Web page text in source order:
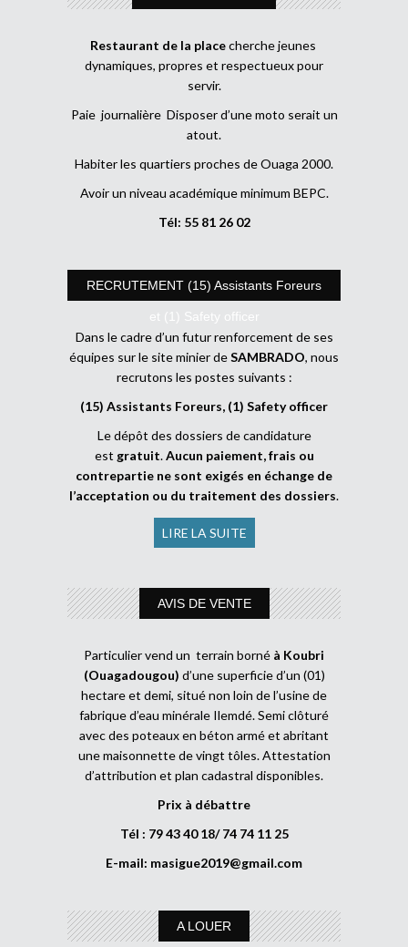
Restaurant de la placecherche jeunes
dynamiques, propres et respectueux pour
servir.
Paie journalière Disposer d’une moto serait un
atout.
Habiter les quartiers proches de Ouaga 2000.
Avoir un niveau académique minimum BEPC.
Tél: 55 81 26 02
RECRUTEMENT (15) Assistants Foreurs
et (1) Safety officer
Dans le cadre d’un futur renforcement de ses
équipes sur le site minier deSAMBRADO, nous
recrutons les postes suivants :
(15) Assistants Foreurs, (1) Safety officer
Le dépôt des dossiers de candidature
est gratuit.Aucun paiement, frais ou
contrepartie ne sont exigés en échange de
l’acceptation ou du traitement des dossiers.
LIRE LA SUITE
AVIS DE VENTE
Particulier vend un terrain borné à Koubri
(Ouagadougou) d’une superficie d’un (01)
hectare et demi, situé non loin de l’usine de
fabrique d’eau minérale Ilemdé. Semi clôturé
avec des poteaux en béton armé et abritant
une maisonnette de vingt tôles. Attestation
d’attribution et plan cadastral disponibles.
Prix à débattre
Tél : 79 43 40 18/ 74 74 11 25
E-mail: masigue2019@gmail.com
A LOUER